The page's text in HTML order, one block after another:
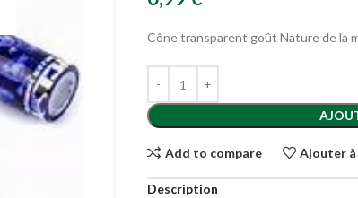
Cône transparent goût Nature de la
Add to compare Ajouter à
Description